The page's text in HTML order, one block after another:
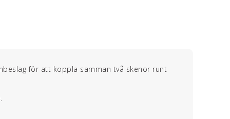
för att koppla samman två skenor runt